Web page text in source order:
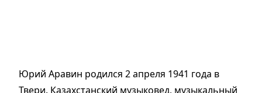
Юрий Аравин родился 2 апреля 1941 года в
Твери. Казахстанский музыковед, музыкальный